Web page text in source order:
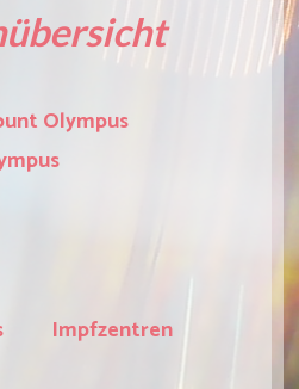
Olympus
Impfzentren